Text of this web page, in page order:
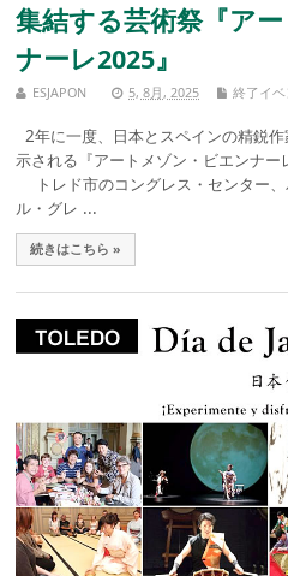
集結する芸術祭『ア
ナーレ2025』
ESJAPON 5, 8月, 2025 終了イ
2年に一度、日本とスペインの精鋭
示される『アートメゾン・ビエンナー
トレド市のコングレス・センター
ル・グレ ...
続きはこちら »